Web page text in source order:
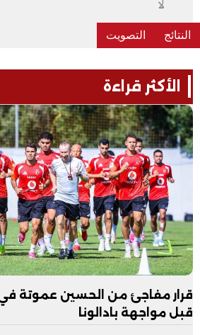
لا
الأكثر قراءة
قرار مفاجئ من الحسين عموتة
قبل مواجهة بادالونا